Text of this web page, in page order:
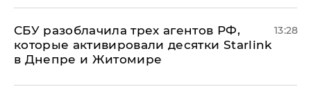
СБУ разоблачила трех агентов РФ,
которые активировали десятки Starlink
в Днепре и Житомире
13:28